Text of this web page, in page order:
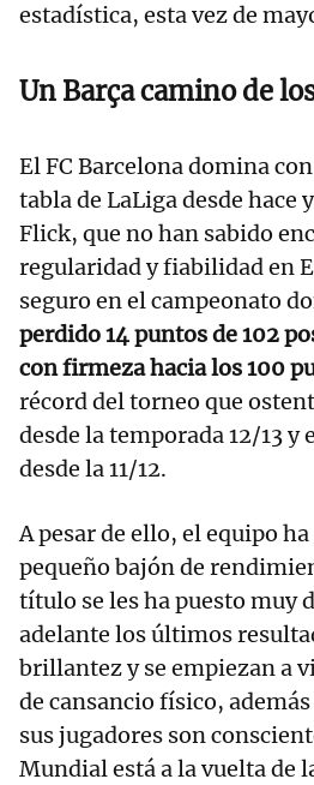
estadística, esta vez de
Un Barça camino de
El FC Barcelona domina
tabla de LaLiga desde hace
Flick, que no han sabido
regularidad y fiabilidad en
seguro en el campeonato
perdido 14 puntos de 102
con firmeza hacia los 100
récord del torneo que
desde la temporada 12/13 y
desde la 11/12.
A pesar de ello, el equipo
pequeño bajón de
título se les ha puesto muy
adelante los últimos
brillantez y se empiezan a
de cansancio físico,
sus jugadores son
Mundial está a la vuelta de